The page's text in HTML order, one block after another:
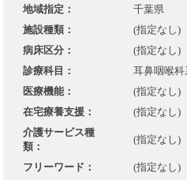
地域指定：
千葉県
施設種類：
(指定なし)
病床区分：
(指定なし)
診療科目：
耳鼻咽喉科
医療機能：
(指定なし)
在宅療養支援：
(指定なし)
介護サービス種
類：
(指定なし)
フリーワード： (指定なし)